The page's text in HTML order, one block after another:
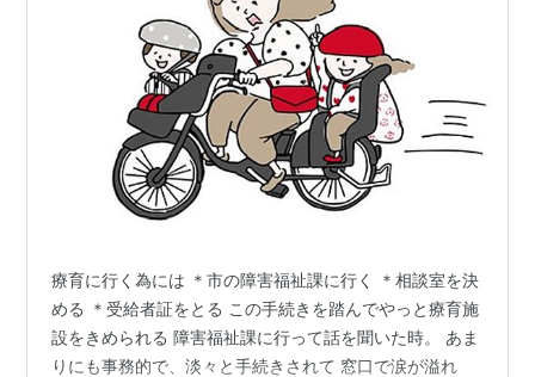
療育に行く為には ＊市の障害福祉課に行く ＊相談室を決
める ＊受給者証をとる この手続きを踏んでやっと療育施
設をきめられる 障害福祉課に行って話を聞いた時。 あま
りにも事務的で、淡々と手続きされて 窓口で涙が溢れ